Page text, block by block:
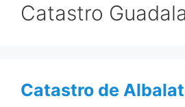
Catastro
Catastro de